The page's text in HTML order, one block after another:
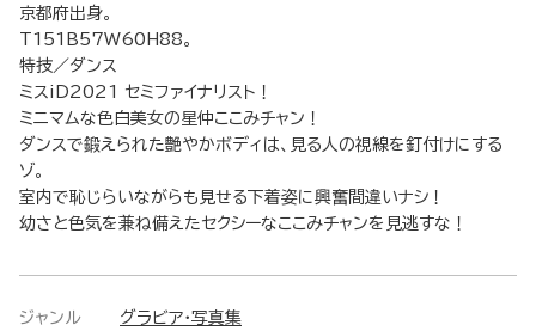
京都府出身。
T151B57W60H88。
特技／ダンス
ミスiD2021 セミファイナリスト！
ミニマムな色白美女の星仲ここみチャン！
ダンスで鍛えられた艶やかボディは、見る人の視線を釘付けにする
ゾ。
室内で恥じらいながらも見せる下着姿に興奮間違いナシ！
幼さと色気を兼ね備えたセクシーなここみチャンを見逃すな！
ジャンル グラビア・写真集